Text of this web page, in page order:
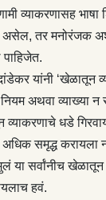
व्याकरणासह भाषा
असेल, तर मनोरंजक
यांनी ‘खेळातून
अथवा व्याख्या न
व्याकरणाचे धडे
अधिक समृद्ध
या सर्वांनीच
हवं.